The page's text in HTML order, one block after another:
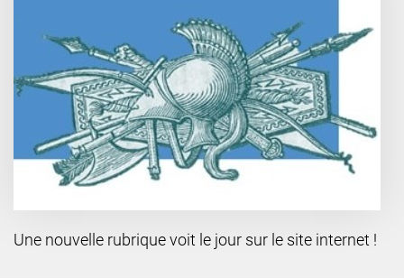
Une nouvelle rubrique voit le jour sur le site internet !